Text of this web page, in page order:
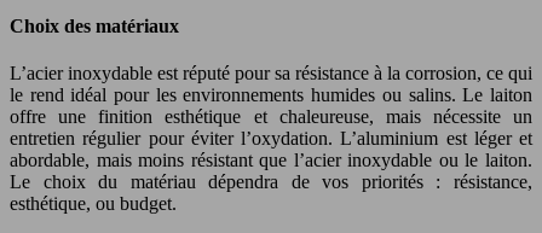
Choix des matériaux
L’acier inoxydable est réputé pour sa résistance à la corrosion, ce qui
le rend idéal pour les environnements humides ou salins. Le laiton
offre une finition esthétique et chaleureuse, mais nécessite un
entretien régulier pour éviter l’oxydation. L’aluminium est léger et
abordable, mais moins résistant que l’acier inoxydable ou le laiton.
Le choix du matériau dépendra de vos priorités : résistance,
esthétique, ou budget.